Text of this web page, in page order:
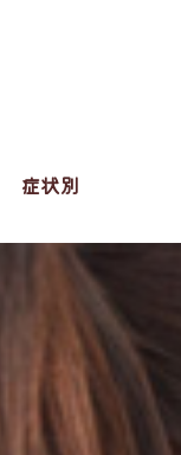
症状別